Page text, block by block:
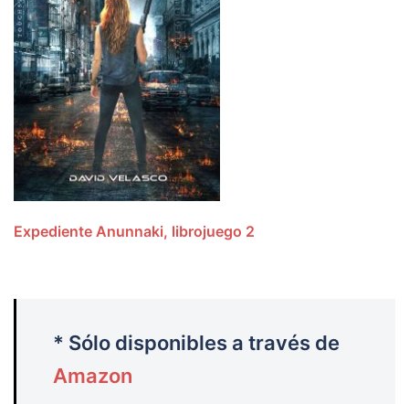
Expediente Anunnaki, librojuego 2
* Sólo disponibles a través de
Amazon